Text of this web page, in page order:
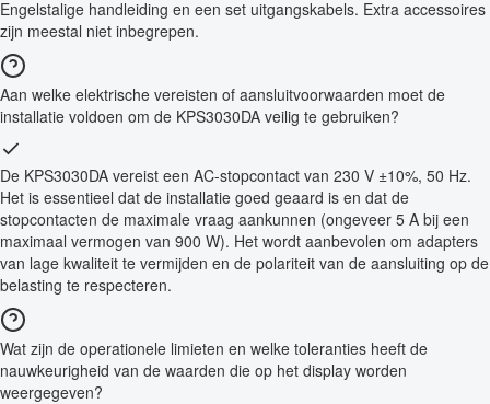
Engelstalige handleiding en een set uitgangskabels. Extra accessoires
zijn meestal niet inbegrepen.
Aan welke elektrische vereisten of aansluitvoorwaarden moet de
installatie voldoen om de KPS3030DA veilig te gebruiken?
De KPS3030DA vereist een AC-stopcontact van 230 V ±10%, 50 Hz.
Het is essentieel dat de installatie goed geaard is en dat de
stopcontacten de maximale vraag aankunnen (ongeveer 5 A bij een
maximaal vermogen van 900 W). Het wordt aanbevolen om adapters
van lage kwaliteit te vermijden en de polariteit van de aansluiting op de
belasting te respecteren.
Wat zijn de operationele limieten en welke toleranties heeft de
nauwkeurigheid van de waarden die op het display worden
weergegeven?